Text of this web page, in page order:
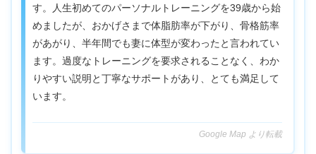
す。人生初めてのパーソナルトレーニングを39歳から始
めましたが、おかげさまで体脂肪率が下がり、骨格筋率
があがり、半年間でも妻に体型が変わったと言われてい
ます。過度なトレーニングを要求されることなく、わか
りやすい説明と丁寧なサポートがあり、とても満足して
います。
Google Map より転載